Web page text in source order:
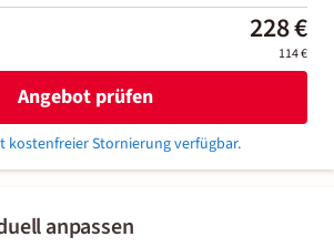
anpassen
228 €
114 €
Angebot prüfen
kostenfreier Stornierung verfügbar.